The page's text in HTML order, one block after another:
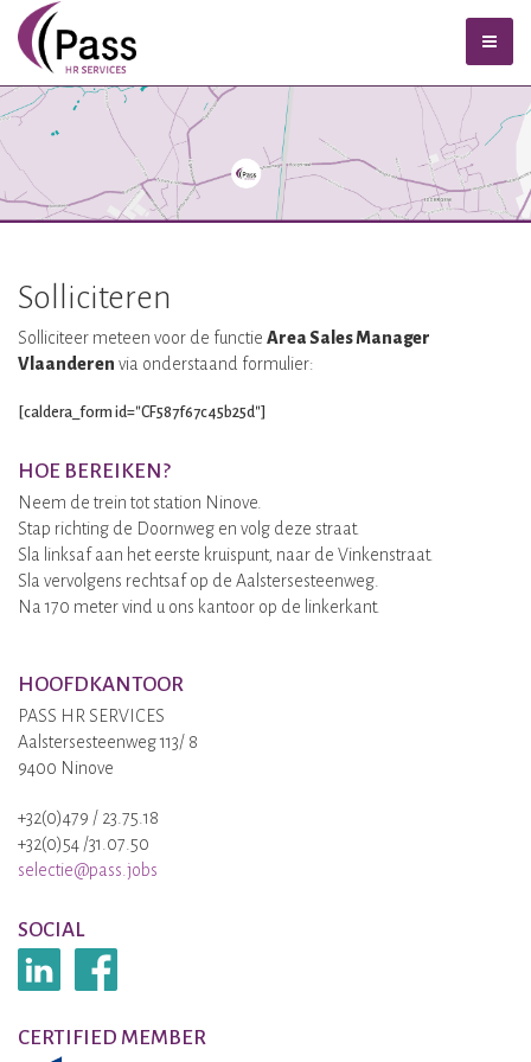
Solliciteren
Solliciteer meteen voor de functie Area Sales Manager
Vlaanderen via onderstaand formulier:
[caldera_form id="CF587f67c45b25d"]
HOE BEREIKEN?
Neem de trein tot station Ninove.
Stap richting de Doornweg en volg deze straat.
Sla linksaf aan het eerste kruispunt, naar de Vinkenstraat.
Sla vervolgens rechtsaf op de Aalstersesteenweg.
Na 170 meter vind u ons kantoor op de linkerkant.
HOOFDKANTOOR
PASS HR SERVICES
Aalstersesteenweg 113/ 8
9400 Ninove
+32(0)479 / 23.75.18
+32(0)54 /31.07.50
selectie@pass.jobs
SOCIAL
CERTIFIED MEMBER